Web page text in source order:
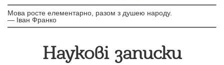
Мова росте елементарно, разом з душею народу.
— Іван Франко
Наукові записки